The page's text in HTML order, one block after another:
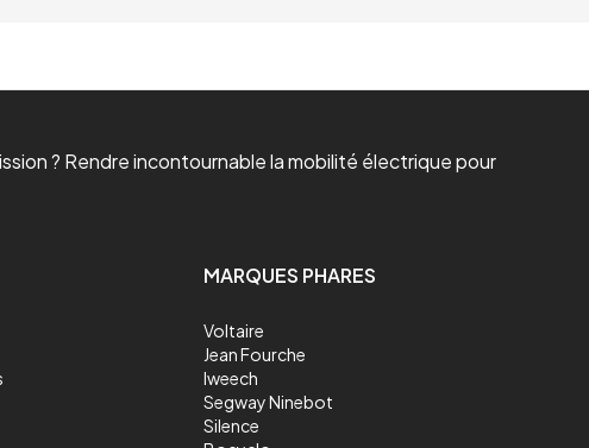
? Rendre incontournable la mobilité électrique pour
MARQUES PHARES
Voltaire
Jean Fourche
Iweech
Segway Ninebot
Silence